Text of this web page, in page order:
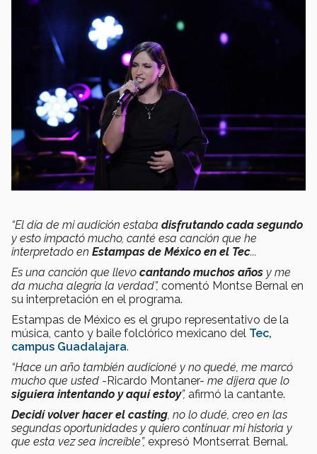
“El día de mi audición estaba disfrutando cada segundo
y esto impactó mucho, canté esa canción que he
interpretado en Estampas de México en el Tec...
Es una canción que llevo cantando muchos años y me
da mucha alegría la verdad”, comentó Montse Bernal en
su interpretación en el programa.
Estampas de México es el grupo representativo de la
música, canto y baile folclórico mexicano del Tec,
campus Guadalajara.
“Hace un año también audicioné y no quedé, me marcó
mucho que usted -Ricardo Montaner- me dijera que lo
siguiera intentando y aquí estoy”, afirmó la cantante.
Decidí volver hacer el casting, no lo dudé, creo en las
segundas oportunidades y quiero continuar mi historia y
que esta vez sea increíble”, expresó Montserrat Bernal.